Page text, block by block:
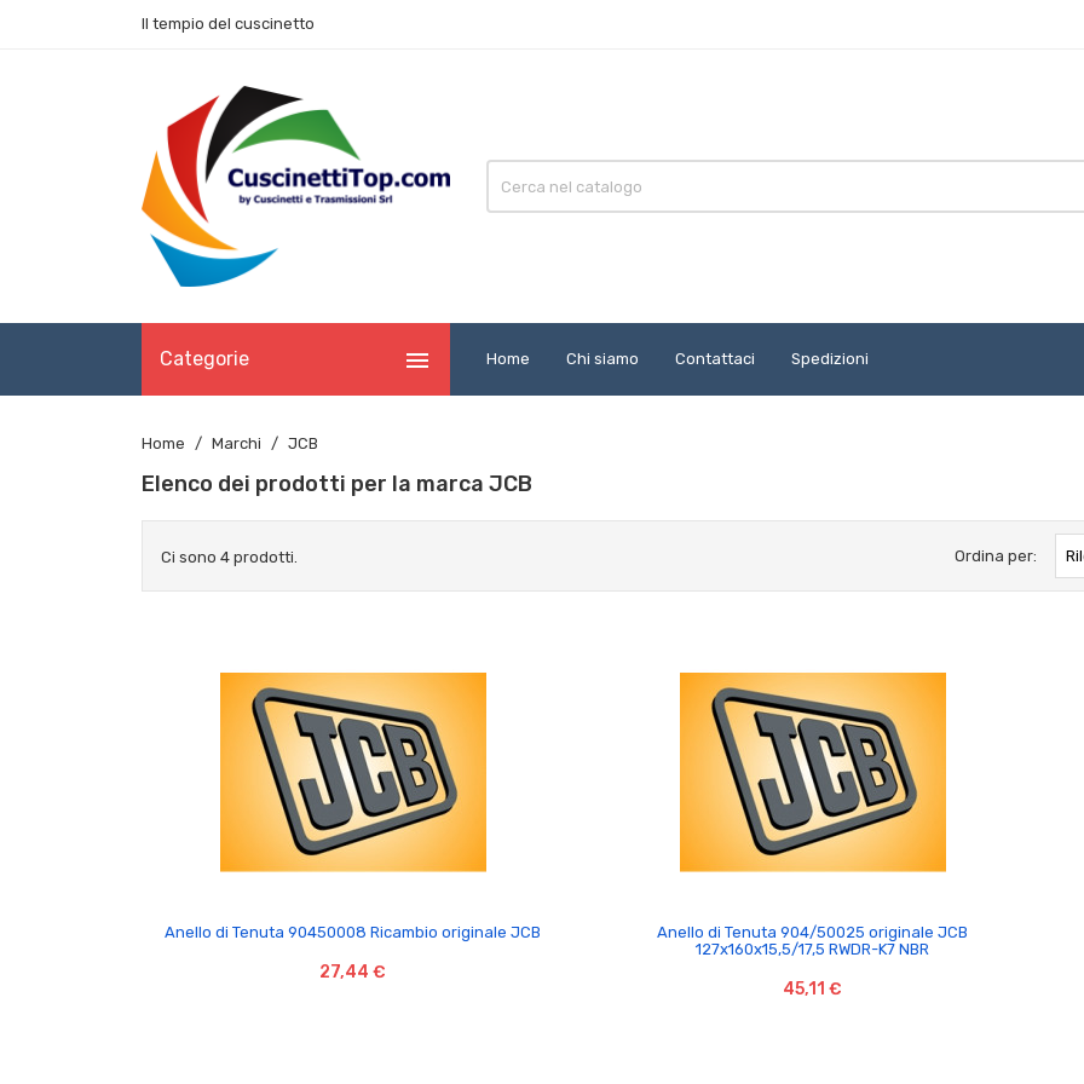
Il tempio del cuscinetto
Categorie  Home Chi siamo Contattaci Spedizioni
Home Marchi JCB
Elenco dei prodotti per la marca JCB
Ci sono 4 prodotti. Ordina per:

Anello di Tenuta 90450008 Ricambio originale JCB
27,44 €

Anello di Tenuta 904/50025 originale JCB
127x160x15,5/17,5 RWDR-K7 NBR
45,11 €